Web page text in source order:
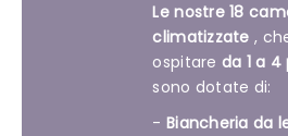
Le nostre 18
climatizzate ,
ospitare da 1 a 4
sono dotate di:
- Biancheria da